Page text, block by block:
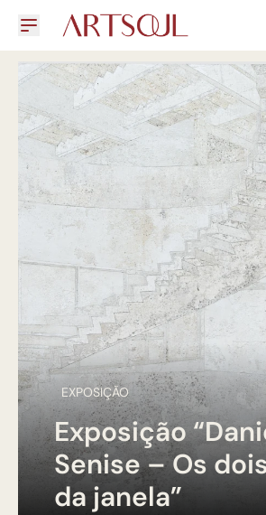
EXPOSIÇÃO
Exposição
Senise – Os
da janela”